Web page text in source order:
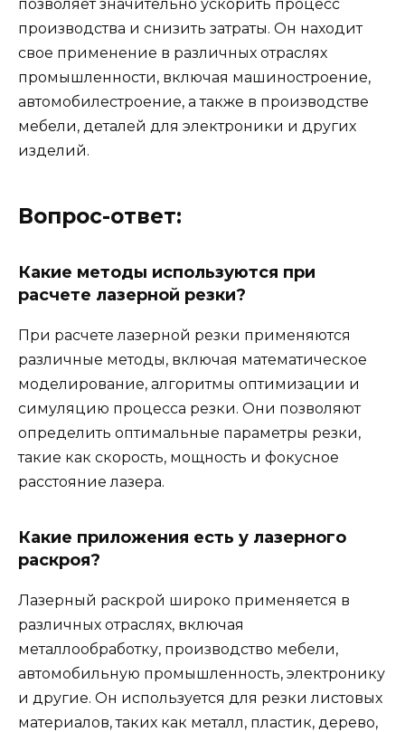
позволяет значительно ускорить процесс
производства и снизить затраты. Он находит
свое применение в различных отраслях
промышленности, включая машиностроение,
автомобилестроение, а также в производстве
мебели, деталей для электроники и других
изделий.
Вопрос-ответ:
Какие методы используются при
расчете лазерной резки?
При расчете лазерной резки применяются
различные методы, включая математическое
моделирование, алгоритмы оптимизации и
симуляцию процесса резки. Они позволяют
определить оптимальные параметры резки,
такие как скорость, мощность и фокусное
расстояние лазера.
Какие приложения есть у лазерного
раскроя?
Лазерный раскрой широко применяется в
различных отраслях, включая
металлообработку, производство мебели,
автомобильную промышленность, электронику
и другие. Он используется для резки листовых
материалов, таких как металл, пластик, дерево,